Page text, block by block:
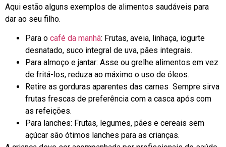
Aqui estão alguns exemplos de alimentos saudáveis para
dar ao seu filho.
Para o café da manhã: Frutas, aveia, linhaça, iogurte
desnatado, suco integral de uva, pães integrais.
Para almoço e jantar: Asse ou grelhe alimentos em vez
de fritá-los, reduza ao máximo o uso de óleos.
Retire as gorduras aparentes das carnes Sempre sirva
frutas frescas de preferência com a casca após com
as refeições.
Para lanches: Frutas, legumes, pães e cereais sem
açúcar são ótimos lanches para as crianças.